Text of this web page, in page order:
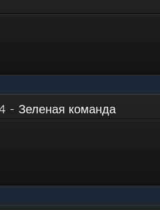
- Зеленая команда